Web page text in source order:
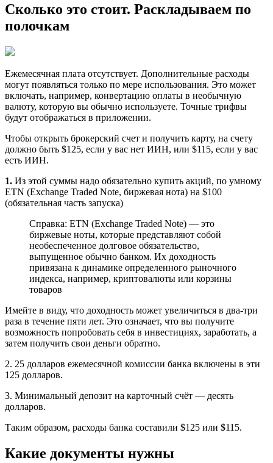
Сколько это стоит. Раскладываем по
полочкам
Ежемесячная плата отсутствует. Дополнительные расходы
могут появляться только по мере использования. Это может
включать, например, конвертацию оплаты в необычную
валюту, которую вы обычно используете. Точные трифвы
будут отображаться в приложении.
Чтобы открыть брокерский счет и получить карту, на счету
должно быть $125, если у вас нет ИИН, или $115, если у вас
есть ИИН.
1. Из этой суммы надо обязательно купить акций, по умному
ETN (Exchange Traded Note, биржевая нота) на $100
(обязательная часть запуска)
Справка: ETN (Exchange Traded Note) — это
биржевые ноты, которые представляют собой
необеспеченное долговое обязательство,
выпущенное обычно банком. Их доходность
привязана к динамике определенного рыночного
индекса, например, криптовалюты или корзины
товаров
Имейте в виду, что доходность может увеличиться в два-три
раза в течение пяти лет. Это означает, что вы получите
возможность попробовать себя в инвестициях, заработать, а
затем получить свои деньги обратно.
2. 25 долларов ежемесячной комиссии банка включены в эти
125 долларов.
3. Минимальный депозит на карточный счёт — десять
долларов.
Таким образом, расходы банка составили $125 или $115.
Какие документы нужны